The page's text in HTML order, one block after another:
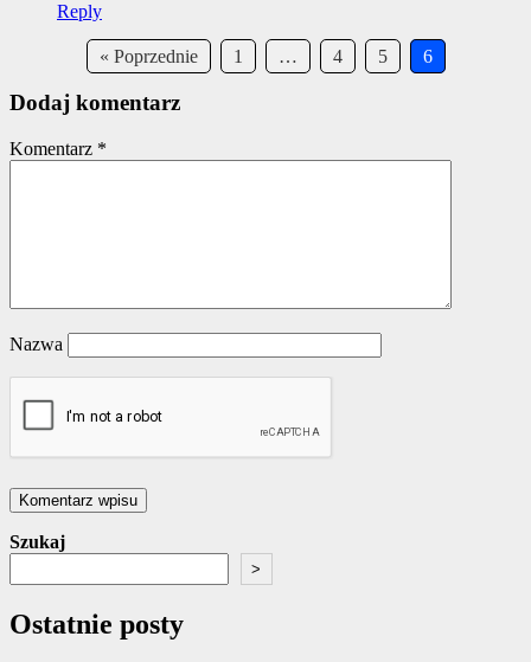
Reply
« Poprzednie 1 … 4 5 6
Dodaj komentarz
Komentarz *
Nazwa
Szukaj
>
Ostatnie posty